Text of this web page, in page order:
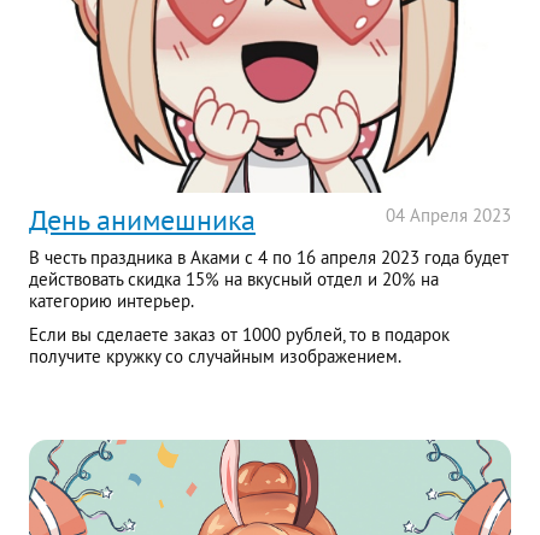
04 Апреля 2023
День анимешника
В честь праздника в Аками с 4 по 16 апреля 2023 года будет
действовать скидка 15% на вкусный отдел и 20% на
категорию интерьер.
Если вы сделаете заказ от 1000 рублей, то в подарок
получите кружку со случайным изображением.